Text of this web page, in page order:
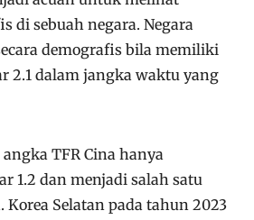
di sebuah negara. Negara
demografis bila memiliki
2.1 dalam jangka waktu yang
TFR Cina hanya
1.2 dan menjadi salah satu
Selatan pada tahun 2023